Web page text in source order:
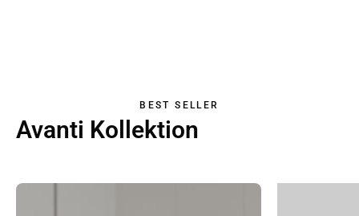
BEST SELLER
Avanti Kollektion